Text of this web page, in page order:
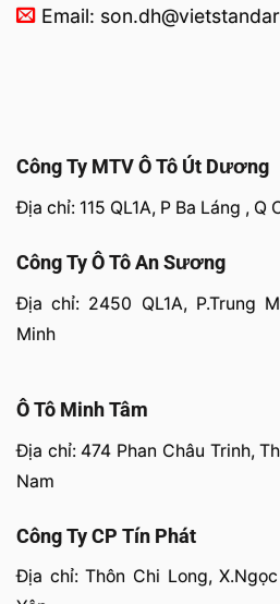
Email:
Công Ty MTV Ô Tô Út Dương
Địa chỉ: 115 QL1A, P Ba Láng , Q
Công Ty Ô Tô An Sương
Địa chỉ: 2450 QL1A, P.Trung
Minh
Ô Tô Minh Tâm
Địa chỉ: 474 Phan Châu Trinh,
Nam
Công Ty CP Tín Phát
Địa chỉ: Thôn Chi Long,